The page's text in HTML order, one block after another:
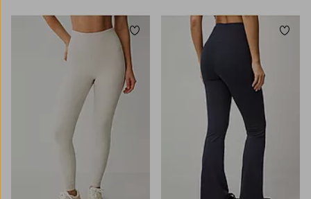
Lägg till i favoriter